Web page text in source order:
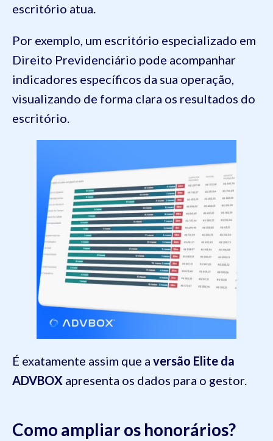
escritório atua.
Por exemplo, um escritório especializado em
Direito Previdenciário pode acompanhar
indicadores específicos da sua operação,
visualizando de forma clara os resultados do
escritório.
É exatamente assim que a versão Elite da
ADVBOX apresenta os dados para o gestor.
Como ampliar os honorários?